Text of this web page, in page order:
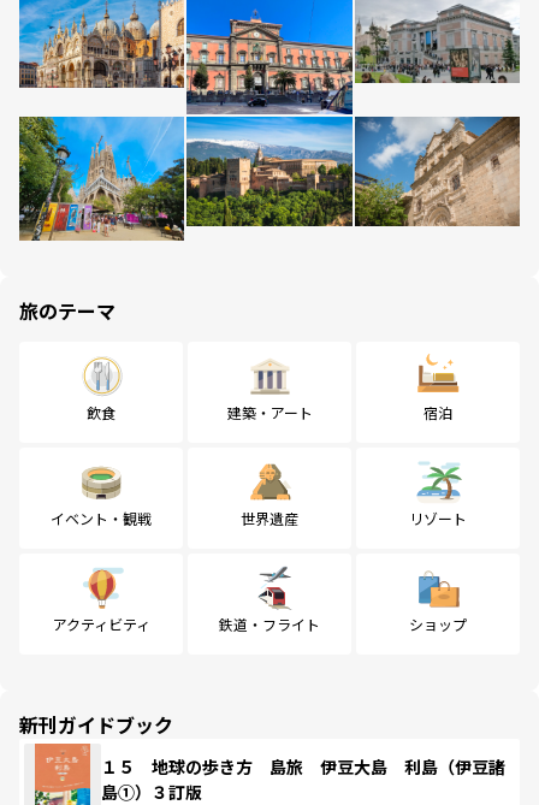
旅のテーマ
飲食 建築・アート 宿泊
イベント・観戦 世界遺産 リゾート
アクティビティ 鉄道・フライト ショップ
新刊ガイドブック
１５ 地球の歩き方 島旅 伊豆大島 利島（伊豆諸
島①）３訂版